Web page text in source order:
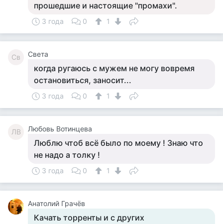
прошедшие и настоящие "промахи".
3 года 0 1
Св Света
когда ругаюсь с мужем не могу вовремя
остановиться, заносит...
3 года 0 1
ЛВ Любовь Вотинцева
Люблю чтоб всё было по моему ! Знаю что
не надо а толку !
3 года 0 1
Анатолий Грачёв
Качать торренты и с других